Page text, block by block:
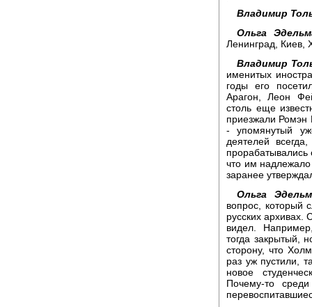
Владимир
Ольга
Ленинград, Киев,
Владимир
именитых
годы его
Арагон, Леон
столь еще
приезжали
- упомянутый
деятелей
что им надлежало
заранее
Ольга
вопрос, который
русских архивах.
видел.
тогда закрытый,
сторону, что
раз уж пустили,
новое
Почему-то